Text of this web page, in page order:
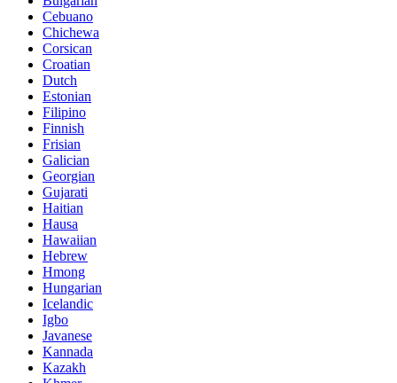
Cebuano
Chichewa
Corsican
Croatian
Dutch
Estonian
Filipino
Finnish
Frisian
Galician
Georgian
Gujarati
Haitian
Hausa
Hawaiian
Hebrew
Hmong
Hungarian
Icelandic
Igbo
Javanese
Kannada
Kazakh